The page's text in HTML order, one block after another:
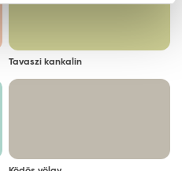
Tavaszi kankalin